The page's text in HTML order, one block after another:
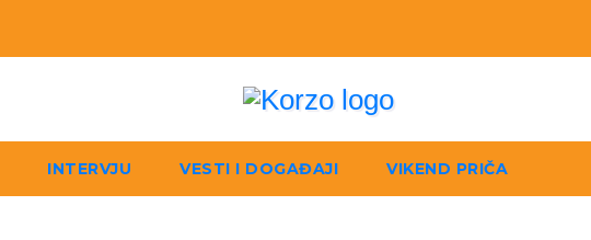
INTERVJU VESTI I DOGAĐAJI VIKEND PRIČA